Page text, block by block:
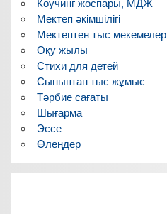
Коучинг жоспары, МДЖ
Мектеп әкімшілігі
Мектептен тыс мекемелер
Оқу жылы
Стихи для детей
Сыныптан тыс жұмыс
Тәрбие сағаты
Шығарма
Эссе
Өлеңдер